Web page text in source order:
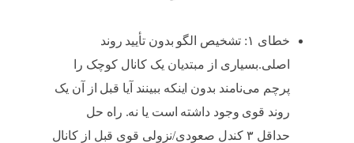
خطای ۱: تشخیص الگو بدون تأیید روند
اصلی.بسیاری از مبتدیان یک کانال کوچک را
پرچم می‌نامند بدون اینکه ببینند آیا قبل از آن یک
روند قوی وجود داشته است یا نه. راه حل
حداقل ۳ کندل صعودی/نزولی قوی قبل از کانال